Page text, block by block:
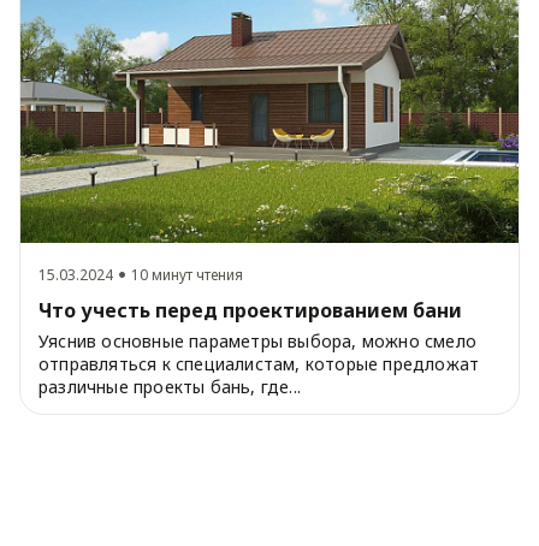
15.03.2024 10 минут чтения
Что учесть перед проектированием бани
Уяснив основные параметры выбора, можно смело
отправляться к специалистам, которые предложат
различные проекты бань, где...